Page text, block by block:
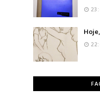
25 de Out, 2016 às 7:20 PDT